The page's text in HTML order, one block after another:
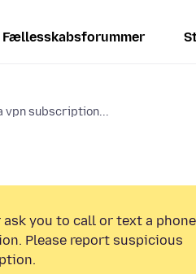
Fællesskabsforummer
vpn subscription...
ask you to call or text a phone
Please report suspicious